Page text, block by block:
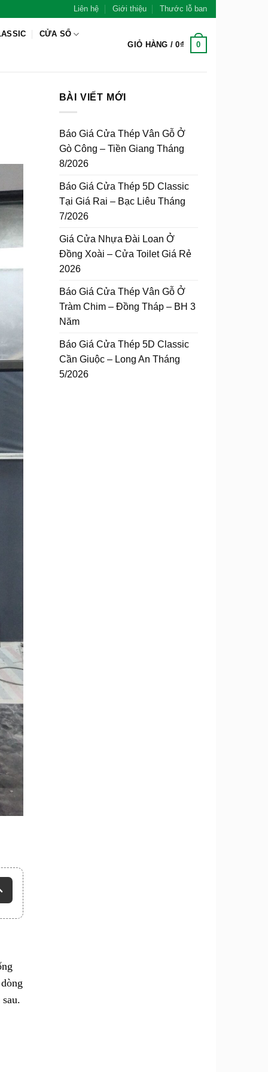
Liên hệ Giới thiệu Thước lỗ ban
CỬA SỔ
GIỎ HÀNG /0₫ 0
BÀI VIẾT MỚI
Báo Giá Cửa Thép Vân Gỗ Ở
Gò Công – Tiền Giang Tháng
8/2026
Báo Giá Cửa Thép 5D Classic
Tại Giá Rai – Bạc Liêu Tháng
7/2026
Giá Cửa Nhựa Đài Loan Ở
Đồng Xoài – Cửa Toilet Giá Rẻ
2026
Báo Giá Cửa Thép Vân Gỗ Ở
Tràm Chim – Đồng Tháp – BH 3
Năm
Báo Giá Cửa Thép 5D Classic
Cần Giuộc – Long An Tháng
5/2026